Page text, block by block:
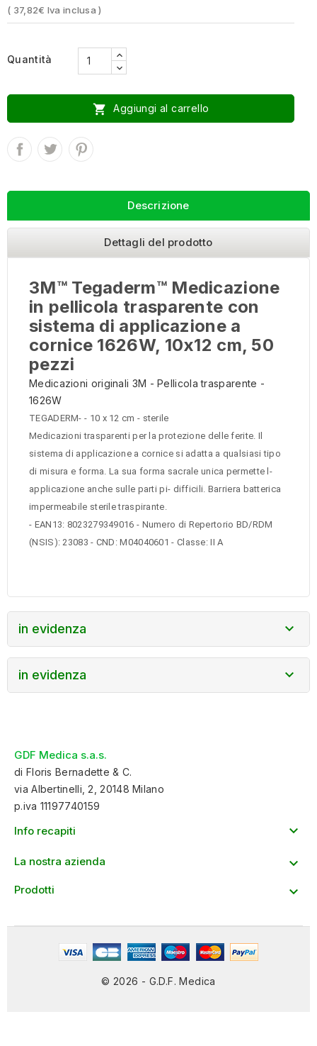
( 37,82€ Iva inclusa )
Quantità
 Aggiungi al carrello
Descrizione
Dettagli del prodotto
3M™ Tegaderm™ Medicazione
in pellicola trasparente con
sistema di applicazione a
cornice 1626W, 10x12 cm, 50
pezzi
Medicazioni originali 3M - Pellicola trasparente -
1626W
TEGADERM- - 10 x 12 cm - sterile
Medicazioni trasparenti per la protezione delle ferite. Il
sistema di applicazione a cornice si adatta a qualsiasi tipo
di misura e forma. La sua forma sacrale unica permette l-
applicazione anche sulle parti pi- difficili. Barriera batterica
impermeabile sterile traspirante.
- EAN13: 8023279349016 - Numero di Repertorio BD/RDM
(NSIS): 23083 - CND: M04040601 - Classe: II A
in evidenza 
in evidenza 
GDF Medica s.a.s.
di Floris Bernadette & C.
via Albertinelli, 2, 20148 Milano
p.iva 11197740159
Info recapiti 
La nostra azienda 
Prodotti 
© 2026 - G.D.F. Medica